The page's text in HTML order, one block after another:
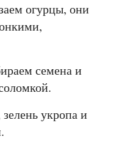
огурцы, они
семена и
укропа и